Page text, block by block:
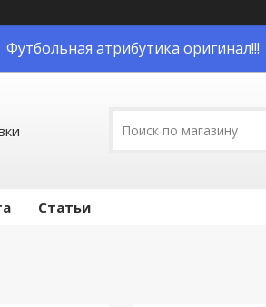
Футбольная атрибутика оригинал!!!
Статьи